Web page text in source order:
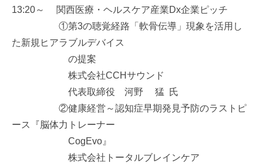
13:20～ 関西医療・ヘルスケア産業Dx企業ピッチ
①第3の聴覚経路「軟骨伝導」現象を活用し
た新規ヒアラブルデバイス
の提案
株式会社CCHサウンド
代表取締役 河野 猛 氏
②健康経営～認知症早期発見予防のラストピ
ース『脳体力トレーナー
CogEvo』
株式会社トータルブレインケア